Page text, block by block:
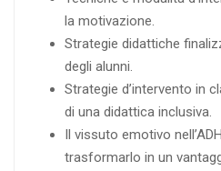
la motivazione.
Strategie didattiche
degli alunni.
Strategie d’intervento in
di una didattica inclusiva.
Il vissuto emotivo
trasformarlo in un